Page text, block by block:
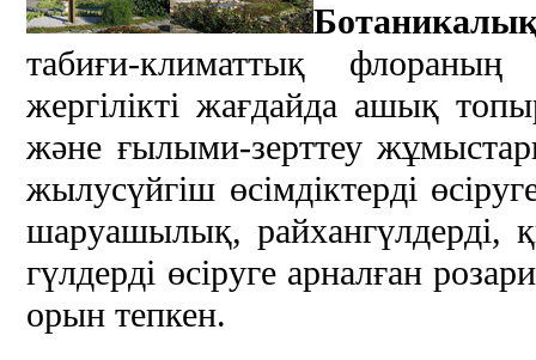
табиғи-климаттық флораның
жергілікті жағдайда ашық
және ғылыми-зерттеу
жылусүйгіш өсімдіктерді
шаруашылық, райхангүлдерді,
гүлдерді өсіруге арналған
орын тепкен.